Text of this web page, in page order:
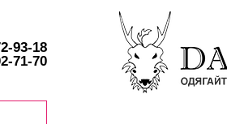
93-18
71-70